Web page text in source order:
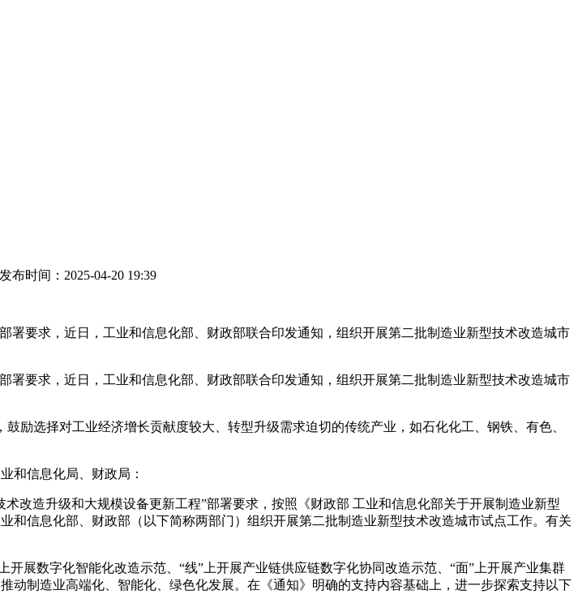
发布时间：2025-04-20 19:39
要求，近日，工业和信息化部、财政部联合印发通知，组织开展第二批制造业新型技术改造城市
要求，近日，工业和信息化部、财政部联合印发通知，组织开展第二批制造业新型技术改造城市
选择对工业经济增长贡献度较大、转型升级需求迫切的传统产业，如石化化工、钢铁、有色、
和信息化局、财政局：
造升级和大规模设备更新工程”部署要求，按照《财政部 工业和信息化部关于开展制造业新型
和信息化部、财政部（以下简称两部门）组织开展第二批制造业新型技术改造城市试点工作。有关
数字化智能化改造示范、“线”上开展产业链供应链数字化协同改造示范、“面”上开展产业集群
制造业高端化、智能化、绿色化发展。在《通知》明确的支持内容基础上，进一步探索支持以下